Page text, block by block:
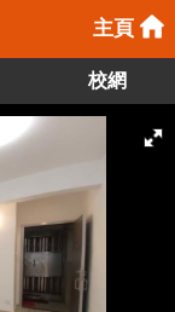
主頁
校網